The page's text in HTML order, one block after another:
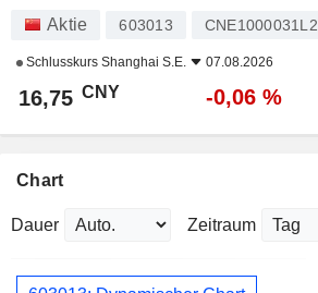
Aktie 603013 CNE1000031L2
Schlusskurs Shanghai S.E. 07.08.2026
16,75 CNY -0,06 %
Chart
Dauer Zeitraum